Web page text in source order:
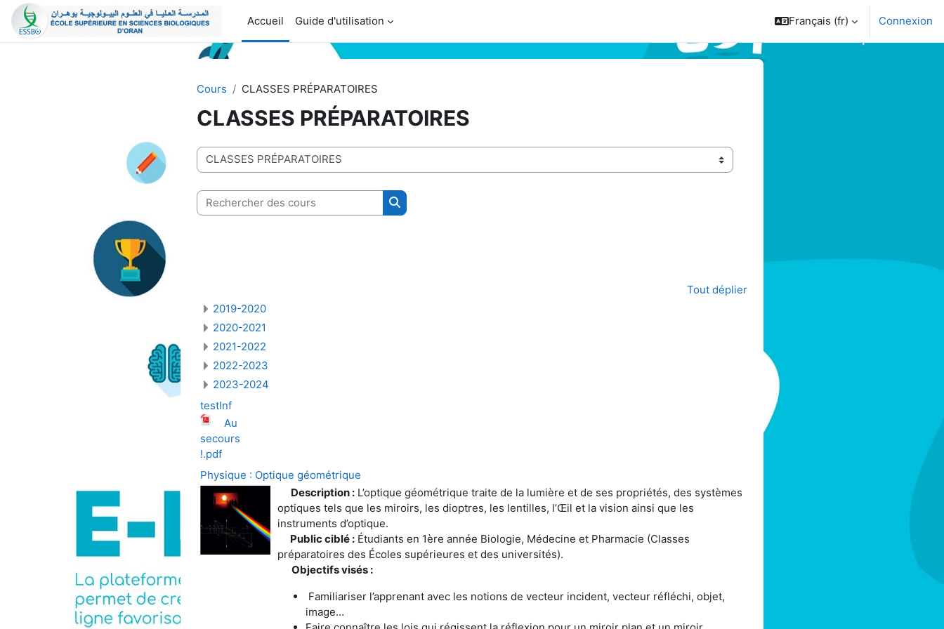
Passer au contenu principal
Accueil
Guide d'utilisation Français ‎(fr)‎ Connexion
Cours CLASSES PRÉPARATOIRES
CLASSES PRÉPARATOIRES
Catégories de cours
Rechercher des cours
Rechercher des cours
Tout déplier
2019-2020
2020-2021
2021-2022
2022-2023
2023-2024
testInf
Au
secours
!.pdf
Physique : Optique géométrique
Description : L’optique géométrique traite de la lumière et de ses propriétés, des systèmes
optiques tels que les miroirs, les dioptres, les lentilles, l’Œil et la vision ainsi que les
instruments d’optique.
Public ciblé : Étudiants en 1ère année Biologie, Médecine et Pharmacie (Classes
préparatoires des Écoles supérieures et des universités).
Objectifs visés :
Familiariser l’apprenant avec les notions de vecteur incident, vecteur réfléchi, objet,
image…